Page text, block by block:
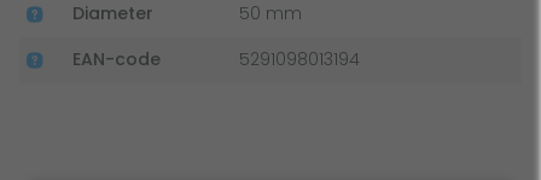
Diameter
50 mm
EAN-code
5291098013194